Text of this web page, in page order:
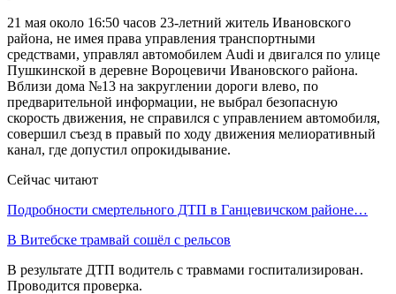
21 мая около 16:50 часов 23-летний житель Ивановского
района, не имея права управления транспортными
средствами, управлял автомобилем Audi и двигался по улице
Пушкинской в деревне Вороцевичи Ивановского района.
Вблизи дома №13 на закруглении дороги влево, по
предварительной информации, не выбрал безопасную
скорость движения, не справился с управлением автомобиля,
совершил съезд в правый по ходу движения мелиоративный
канал, где допустил опрокидывание.
Сейчас читают
Подробности смертельного ДТП в Ганцевичском районе…
В Витебске трамвай сошёл с рельсов
В результате ДТП водитель с травмами госпитализирован.
Проводится проверка.